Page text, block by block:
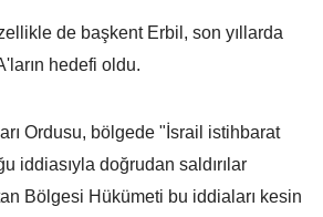
de başkent Erbil, son yıllarda
hedefi oldu.
Ordusu, bölgede "İsrail istihbarat
iddiasıyla doğrudan saldırılar
Bölgesi Hükümeti bu iddiaları kesin